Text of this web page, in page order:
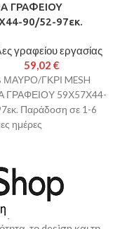
ΓΡΑΦΕΙΟΥ
90/52-97εκ.
γραφείου εργασίας
59,02 €
ΜΑΥΡΟ/ΓΚΡΙ MESH
ΓΡΑΦΕΙΟΥ 59Χ57Χ44-
Παράδοση σε 1-6
ημέρες